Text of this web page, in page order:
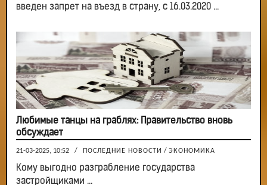
введен запрет на въезд в страну, с 16.03.2020 ...
Любимые танцы на граблях: Правительство вновь
обсуждает
21-03-2025, 10:52 / ПОСЛЕДНИЕ НОВОСТИ / ЭКОНОМИКА
Кому выгодно разграбление государства
застройщиками ...